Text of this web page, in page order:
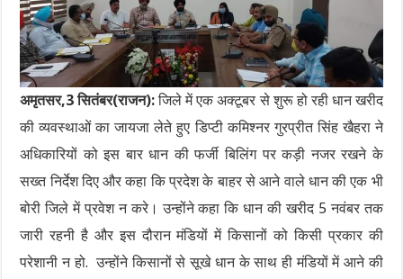
अमृतसर,3 सितंबर(राजन):जिले में एक अक्टूबर से शुरू हो रही धान खरीद
की व्यवस्थाओं का जायजा लेते हुए डिप्टी कमिश्नर गुरप्रीत सिंह खैहरा ने
अधिकारियों को इस बार धान की फर्जी बिलिंग पर कड़ी नजर रखने के
सख्त निर्देश दिए और कहा कि प्रदेश के बाहर से आने वाले धान की एक भी
बोरी जिले में प्रवेश न करे। उन्होंने कहा कि धान की खरीद 5 नवंबर तक
जारी रहनी है और इस दौरान मंडियों में किसानों को किसी प्रकार की
परेशानी न हो. उन्होंने किसानों से सूखे धान के साथ ही मंडियों में आने की